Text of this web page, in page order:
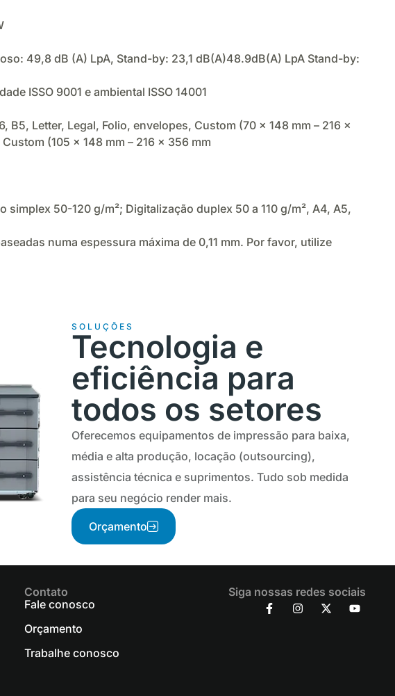
49,8 dB (A) LpA, Stand-by: 23,1 dB(A)48.9dB(A) LpA Stand-by:
ISSO 9001 e ambiental ISSO 14001
Letter, Legal, Folio, envelopes, Custom (70 x 148 mm – 216 x
(105 x 148 mm – 216 x 356 mm
50-120 g/m²; Digitalização duplex 50 a 110 g/m², A4, A5,
numa espessura máxima de 0,11 mm. Por favor, utilize
SOLUÇÕES
Tecnologia e
eficiência para
todos os setores
Oferecemos equipamentos de impressão para baixa,
média e alta produção, locação (outsourcing),
assistência técnica e suprimentos. Tudo sob medida
para seu negócio render mais.
Orçamento
Contato
Fale conosco
Orçamento
Trabalhe conosco
Siga nossas redes sociais